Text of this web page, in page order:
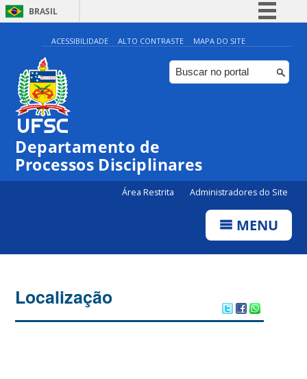
BRASIL
Simplifique!
Comunica BR
Participe
ACESSIBILIDADE ALTO CONTRASTE MAPA DO SITE
Departamento de
Processos Disciplinares
Área Restrita Administradores do Site
MENU
Localização